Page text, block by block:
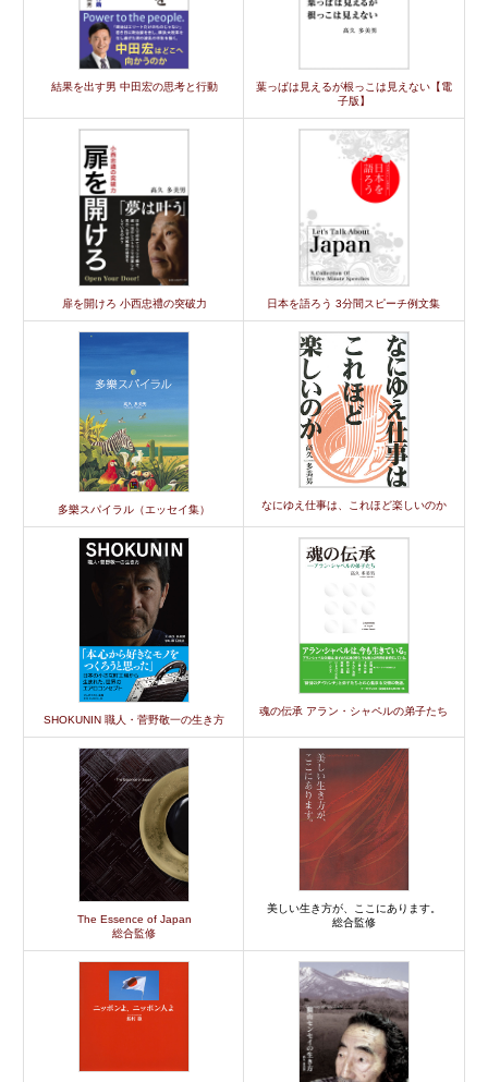
結果を出す男 中田宏の思考と行動
葉っぱは見えるが根っこは見えない【電
子版】
扉を開けろ 小西忠禮の突破力 日本を語ろう 3分間スピーチ例文集
多樂スパイラル（エッセイ集） なにゆえ仕事は、これほど楽しいのか
SHOKUNIN 職人・菅野敬一の生き方
魂の伝承 アラン・シャペルの弟子たち
The Essence of Japan
総合監修
美しい生き方が、ここにあります。
総合監修